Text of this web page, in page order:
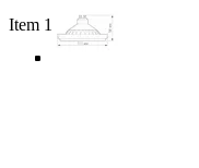
Item 1 of 5